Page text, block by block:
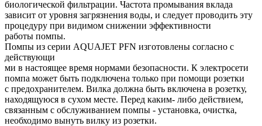
биологической фильтрации. Частота промывания вклада
зависит от уровня загрязнения воды, и следует проводить эту
процедуру при видимом снижении эффективности
работы помпы.
Помпы из серии AQUAJET PFN изготовлены согласно с
действующи
ми в настоящее время нормами безопасности. К электросети
помпа может быть подключена только при помощи розетки
с предохранителем. Вилка должна быть включена в розетку,
находящуюся в сухом месте. Перед каким- либо действием,
связанным с обслуживанием помпы - установка, очистка,
необходимо вынуть вилку из розетки.